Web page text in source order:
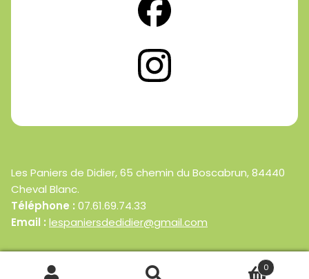
Les Paniers de Didier, 65 chemin du Boscabrun, 84440
Cheval Blanc.
Téléphone : 07.61.69.74.33
Email : lespaniersdedidier@gmail.com
0